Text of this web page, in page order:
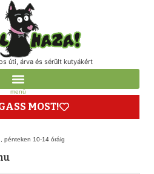
úti, árva és sérült kutyákért
menü
MOST!
pénteken 10-14 óráig